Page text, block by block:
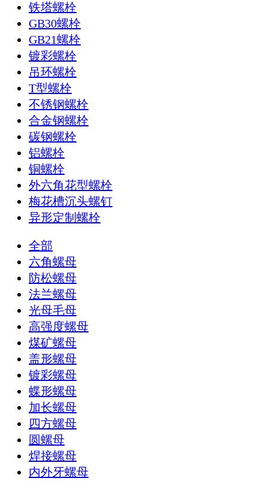
铁塔螺栓
GB30螺栓
GB21螺栓
镀彩螺栓
吊环螺栓
T型螺栓
不锈钢螺栓
合金钢螺栓
碳钢螺栓
铝螺栓
铜螺栓
外六角花型螺栓
梅花槽沉头螺钉
异形定制螺栓
全部
六角螺母
防松螺母
法兰螺母
光母毛母
高强度螺母
煤矿螺母
盖形螺母
镀彩螺母
蝶形螺母
加长螺母
四方螺母
圆螺母
焊接螺母
内外牙螺母